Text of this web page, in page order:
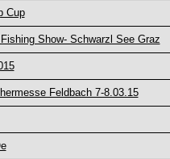
Cup
Show- Schwarzl See Graz
Feldbach 7-8.03.15